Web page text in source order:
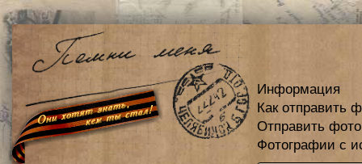
Информация
Как отправить
Отправить
Фотографии с